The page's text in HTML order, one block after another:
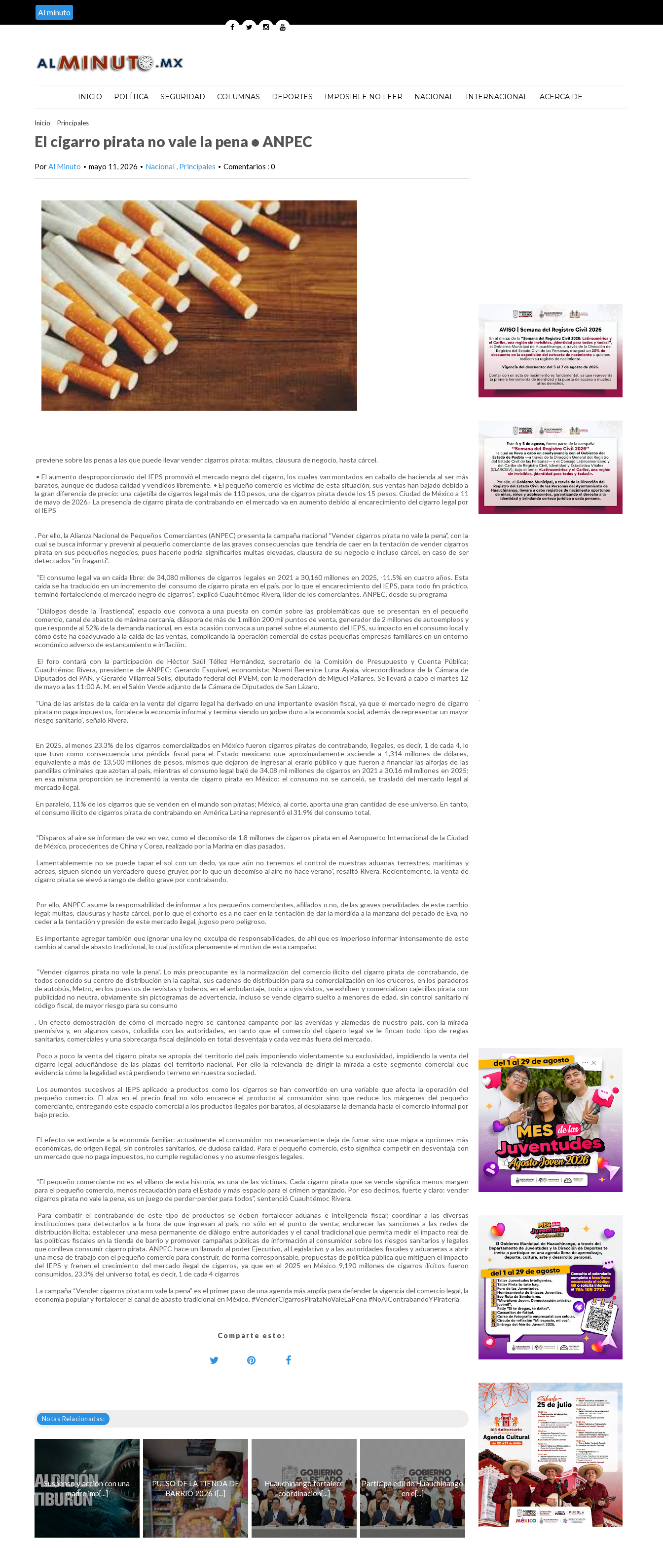
Al minuto
INICIO POLÍTICA SEGURIDAD COLUMNAS DEPORTES IMPOSIBLE NO LEER NACIONAL INTERNACIONAL ACERCA DE
Inicio Principales>
El cigarro pirata no vale la pena • ANPEC
PorAl Minuto • mayo 11, 2026 • Nacional Principales • Comentarios : 0
previene sobre las penas a las que puede llevar vender cigarros pirata: multas, clausura de negocio, hasta cárcel.
• El aumento desproporcionado del IEPS promovió el mercado negro del cigarro, los cuales van montados en caballo de hacienda al ser más
baratos, aunque de dudosa calidad y vendidos libremente. • El pequeño comercio es víctima de esta situación, sus ventas han bajado debido a
la gran diferencia de precio: una cajetilla de cigarros legal más de 110 pesos, una de cigarros pirata desde los 15 pesos. Ciudad de México a 11
de mayo de 2026.- La presencia de cigarro pirata de contrabando en el mercado va en aumento debido al encarecimiento del cigarro legal por
el IEPS
. Por ello, la Alianza Nacional de Pequeños Comerciantes (ANPEC) presenta la campaña nacional “Vender cigarros pirata no vale la pena”, con la
cual se busca informar y prevenir al pequeño comerciante de las graves consecuencias que tendría de caer en la tentación de vender cigarros
pirata en sus pequeños negocios, pues hacerlo podría significarles multas elevadas, clausura de su negocio e incluso cárcel, en caso de ser
detectados “in fraganti”.
“El consumo legal va en caída libre: de 34,080 millones de cigarros legales en 2021 a 30,160 millones en 2025, -11.5% en cuatro años. Esta
caída se ha traducido en un incremento del consumo de cigarro pirata en el país, por lo que el encarecimiento del IEPS, para todo fin práctico,
terminó fortaleciendo el mercado negro de cigarros”, explicó Cuauhtémoc Rivera, líder de los comerciantes. ANPEC, desde su programa
“Diálogos desde la Trastienda”, espacio que convoca a una puesta en común sobre las problemáticas que se presentan en el pequeño
comercio, canal de abasto de máxima cercanía, diáspora de más de 1 millón 200 mil puntos de venta, generador de 2 millones de autoempleos y
que responde al 52% de la demanda nacional, en esta ocasión convoca a un panel sobre el aumento del IEPS, su impacto en el consumo local y
cómo éste ha coadyuvado a la caída de las ventas, complicando la operación comercial de estas pequeñas empresas familiares en un entorno
económico adverso de estancamiento e inflación.
El foro contará con la participación de Héctor Saúl Téllez Hernández, secretario de la Comisión de Presupuesto y Cuenta Pública;
Cuauhtémoc Rivera, presidente de ANPEC; Gerardo Esquivel, economista; Noemí Berenice Luna Ayala, vicecoordinadora de la Cámara de
Diputados del PAN, y Gerardo Villarreal Solís, diputado federal del PVEM, con la moderación de Miguel Pallares. Se llevará a cabo el martes 12
de mayo a las 11:00 A. M. en el Salón Verde adjunto de la Cámara de Diputados de San Lázaro.
“Una de las aristas de la caída en la venta del cigarro legal ha derivado en una importante evasión fiscal, ya que el mercado negro de cigarro
pirata no paga impuestos, fortalece la economía informal y termina siendo un golpe duro a la economía social, además de representar un mayor
riesgo sanitario”, señaló Rivera.
En 2025, al menos 23.3% de los cigarros comercializados en México fueron cigarros piratas de contrabando, ilegales, es decir, 1 de cada 4, lo
que tuvo como consecuencia una pérdida fiscal para el Estado mexicano que aproximadamente asciende a 1,314 millones de dólares,
equivalente a más de 13,500 millones de pesos, mismos que dejaron de ingresar al erario público y que fueron a financiar las alforjas de las
pandillas criminales que azotan al país, mientras el consumo legal bajó de 34.08 mil millones de cigarros en 2021 a 30.16 mil millones en 2025;
en esa misma proporción se incrementó la venta de cigarro pirata en México: el consumo no se canceló, se trasladó del mercado legal al
mercado ilegal.
En paralelo, 11% de los cigarros que se venden en el mundo son piratas; México, al corte, aporta una gran cantidad de ese universo. En tanto,
el consumo ilícito de cigarros pirata de contrabando en América Latina representó el 31.9% del consumo total.
“Disparos al aire se informan de vez en vez, como el decomiso de 1.8 millones de cigarros pirata en el Aeropuerto Internacional de la Ciudad
de México, procedentes de China y Corea, realizado por la Marina en días pasados.
Lamentablemente no se puede tapar el sol con un dedo, ya que aún no tenemos el control de nuestras aduanas terrestres, marítimas y
aéreas, siguen siendo un verdadero queso gruyer, por lo que un decomiso al aire no hace verano”, resaltó Rivera. Recientemente, la venta de
cigarro pirata se elevó a rango de delito grave por contrabando.
Por ello, ANPEC asume la responsabilidad de informar a los pequeños comerciantes, afiliados o no, de las graves penalidades de este cambio
legal: multas, clausuras y hasta cárcel, por lo que el exhorto es a no caer en la tentación de dar la mordida a la manzana del pecado de Eva, no
ceder a la tentación y presión de este mercado ilegal, jugoso pero peligroso.
Es importante agregar también que ignorar una ley no exculpa de responsabilidades, de ahí que es imperioso informar intensamente de este
cambio al canal de abasto tradicional, lo cual justifica plenamente el motivo de esta campaña:
“Vender cigarros pirata no vale la pena”. Lo más preocupante es la normalización del comercio ilícito del cigarro pirata de contrabando, de
todos conocido su centro de distribución en la capital, sus cadenas de distribución para su comercialización en los cruceros, en los paraderos
de autobús, Metro, en los puestos de revistas y boleros, en el ambulantaje, todo a ojos vistos, se exhiben y comercializan cajetillas pirata con
publicidad no neutra, obviamente sin pictogramas de advertencia, incluso se vende cigarro suelto a menores de edad, sin control sanitario ni
código fiscal, de mayor riesgo para su consumo
. Un efecto demostración de cómo el mercado negro se cantonea campante por las avenidas y alamedas de nuestro país, con la mirada
permisiva y, en algunos casos, coludida con las autoridades, en tanto que el comercio del cigarro legal se le fincan todo tipo de reglas
sanitarias, comerciales y una sobrecarga fiscal dejándolo en total desventaja y cada vez más fuera del mercado.
Poco a poco la venta del cigarro pirata se apropia del territorio del país imponiendo violentamente su exclusividad, impidiendo la venta del
cigarro legal adueñándose de las plazas del territorio nacional. Por ello la relevancia de dirigir la mirada a este segmento comercial que
evidencia cómo la legalidad está perdiendo terreno en nuestra sociedad.
Los aumentos sucesivos al IEPS aplicado a productos como los cigarros se han convertido en una variable que afecta la operación del
pequeño comercio. El alza en el precio final no sólo encarece el producto al consumidor sino que reduce los márgenes del pequeño
comerciante, entregando este espacio comercial a los productos ilegales por baratos, al desplazarse la demanda hacia el comercio informal por
bajo precio.
El efecto se extiende a la economía familiar: actualmente el consumidor no necesariamente deja de fumar sino que migra a opciones más
económicas, de origen ilegal, sin controles sanitarios, de dudosa calidad. Para el pequeño comercio, esto significa competir en desventaja con
un mercado que no paga impuestos, no cumple regulaciones y no asume riesgos legales.
“El pequeño comerciante no es el villano de esta historia, es una de las víctimas. Cada cigarro pirata que se vende significa menos margen
para el pequeño comercio, menos recaudación para el Estado y más espacio para el crimen organizado. Por eso decimos, fuerte y claro: vender
cigarros pirata no vale la pena, es un juego de perder-perder para todos”, sentenció Cuauhtémoc Rivera.
Para combatir el contrabando de este tipo de productos se deben fortalecer aduanas e inteligencia fiscal; coordinar a las diversas
instituciones para detectarlos a la hora de que ingresan al país, no sólo en el punto de venta; endurecer las sanciones a las redes de
distribución ilícita; establecer una mesa permanente de diálogo entre autoridades y el canal tradicional que permita medir el impacto real de
las políticas fiscales en la tienda de barrio y promover campañas públicas de información al consumidor sobre los riesgos sanitarios y legales
que conlleva consumir cigarro pirata. ANPEC hace un llamado al poder Ejecutivo, al Legislativo y a las autoridades fiscales y aduaneras a abrir
una mesa de trabajo con el pequeño comercio para construir, de forma corresponsable, propuestas de política pública que mitiguen el impacto
del IEPS y frenen el crecimiento del mercado ilegal de cigarros, ya que en el 2025 en México 9,190 millones de cigarros ilícitos fueron
consumidos, 23.3% del universo total, es decir, 1 de cada 4 cigarros
La campaña “Vender cigarros pirata no vale la pena” es el primer paso de una agenda más amplia para defender la vigencia del comercio legal, la
economía popular y fortalecer el canal de abasto tradicional en México. #VenderCigarrosPirataNoValeLaPena #NoAlContrabandoYPiratería
Comparte esto:
Notas Relacionadas:
Suspenso y acción con una
madre imp[...]
PULSO DE LA TIENDA DE
BARRIO 2026 I[...]
Huauchinango fortalece
coordinación[...]
Participa edil de Huauchinango
en e[...]
.
.